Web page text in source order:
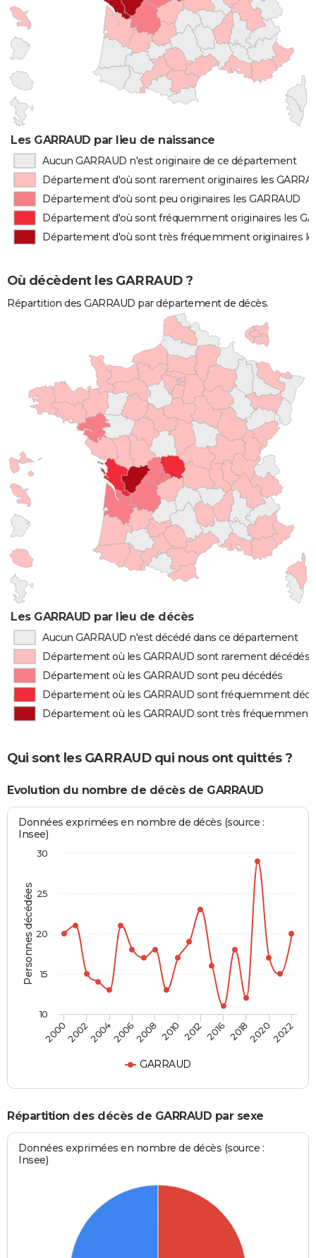
Les GARRAUD par lieu de naissance
Aucun GARRAUD n'est originaire de ce département
Département d'où sont rarement originaires les
Département d'où sont peu originaires les GARRAUD
Département d'où sont fréquemment originaires les
Département d'où sont très fréquemment originaires
Où décèdent les GARRAUD ?
Répartition des GARRAUD par département de décès.
Les GARRAUD par lieu de décès
Aucun GARRAUD n'est décédé dans ce département
Département où les GARRAUD sont rarement décédés
Département où les GARRAUD sont peu décédés
Département où les GARRAUD sont fréquemment
Département où les GARRAUD sont très fréquemment
Qui sont les GARRAUD qui nous ont quittés ?
Evolution du nombre de décès de GARRAUD
Personnes décédées
Données exprimées en nombre de décès (source :
Insee)
GARRAUD
20002002200420062008 2010 2012 2016 201820202022
10
15
20
25
30
Répartition des décès de GARRAUD par sexe
Données exprimées en nombre de décès (source :
Insee)